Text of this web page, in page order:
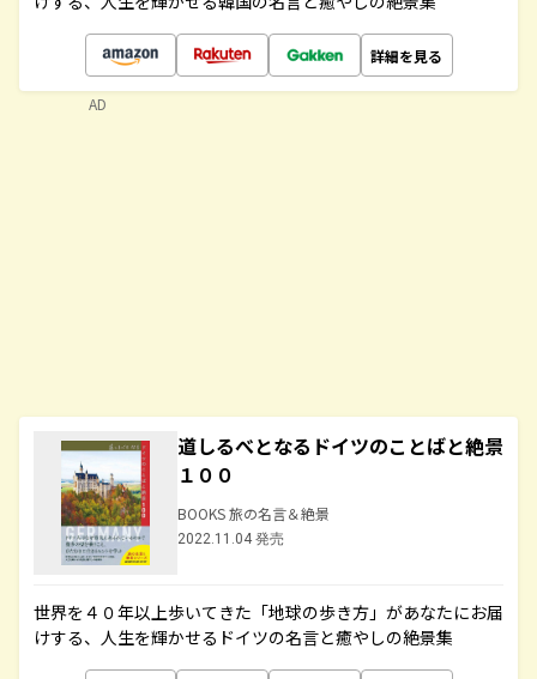
詳細を見る
道しるべとなるドイツのことばと絶景
１００
BOOKS 旅の名言＆絶景
2022.11.04 発売
世界を４０年以上歩いてきた「地球の歩き方」があなたにお届
けする、人生を輝かせるドイツの名言と癒やしの絶景集
AD